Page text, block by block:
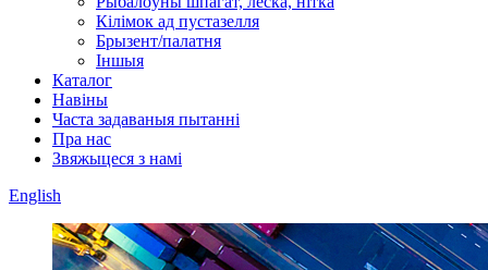
Кілімок ад пустазелля
Брызент/палатня
Іншыя
Каталог
Навіны
Часта задаваныя пытанні
Пра нас
Звяжыцеся з намі
English